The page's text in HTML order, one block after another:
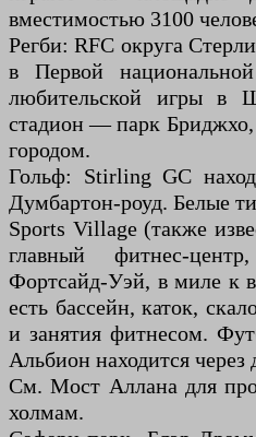
вместимостью 3100
Регби: RFC округа
в Первой
любительской игры в
стадион — парк Бриджхо,
городом.
Гольф: Stirling GC
Думбартон-роуд. Белые
Sports Village (также
главный фитнес-
Фортсайд-Уэй, в миле к
есть бассейн, каток,
и занятия фитнесом.
Альбион находится через
См. Мост Аллана для
холмам.